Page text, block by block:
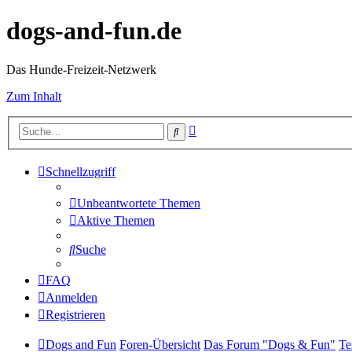
dogs-and-fun.de
Das Hunde-Freizeit-Netzwerk
Zum Inhalt
Suche
Schnellzugriff
Unbeantwortete Themen
Aktive Themen
Suche
FAQ
Anmelden
Registrieren
Dogs and Fun Foren-Übersicht Das Forum "Dogs & Fun"